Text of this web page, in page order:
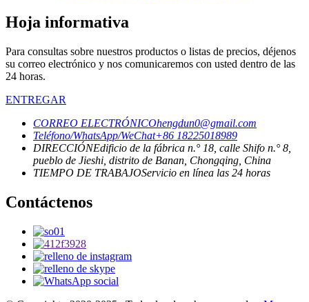
Hoja informativa
Para consultas sobre nuestros productos o listas de precios, déjenos
su correo electrónico y nos comunicaremos con usted dentro de las
24 horas.
ENTREGAR
CORREO ELECTRÓNICOhengdun0@gmail.com
Teléfono/WhatsApp/WeChat+86 18225018989
DIRECCIÓNEdificio de la fábrica n.° 18, calle Shifo n.° 8,
pueblo de Jieshi, distrito de Banan, Chongqing, China
TIEMPO DE TRABAJOServicio en línea las 24 horas
Contáctenos